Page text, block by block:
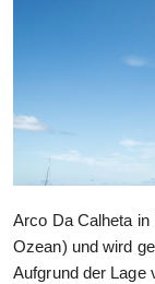
Arco Da Calheta
Ozean) und wird
Aufgrund der Lage